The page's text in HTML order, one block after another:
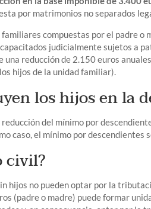
por matrimonios no separados
familiares compuestas por el padre
judicialmente sujetos a
una reducción de 2.150 euros
hijos de la unidad familiar).
los hijos en la
del mínimo por
caso, el mínimo por descendientes
civil?
hijos no pueden optar por la
(padre o madre) puede formar